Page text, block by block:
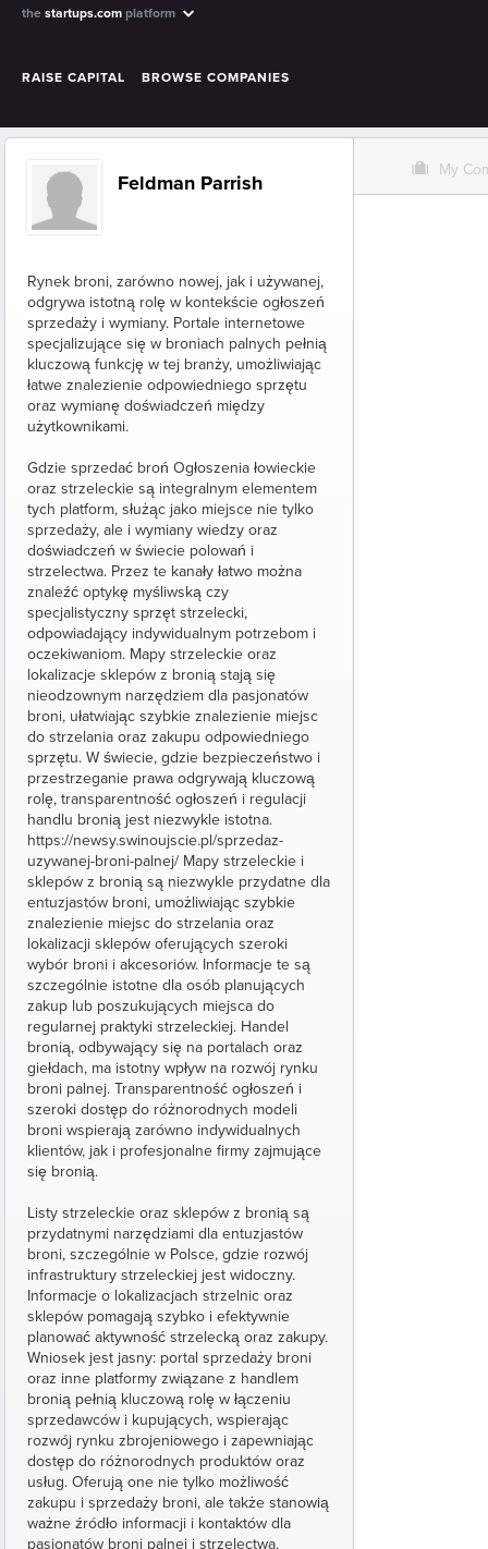
the startups.com platform
RAISE CAPITAL BROWSE COMPANIES
Feldman Parrish
Rynek broni, zarówno nowej, jak i używanej,
odgrywa istotną rolę w kontekście ogłoszeń
sprzedaży i wymiany. Portale internetowe
specjalizujące się w broniach palnych pełnią
kluczową funkcję w tej branży, umożliwiając
łatwe znalezienie odpowiedniego sprzętu
oraz wymianę doświadczeń między
użytkownikami.
Gdzie sprzedać broń Ogłoszenia łowieckie
oraz strzeleckie są integralnym elementem
tych platform, służąc jako miejsce nie tylko
sprzedaży, ale i wymiany wiedzy oraz
doświadczeń w świecie polowań i
strzelectwa. Przez te kanały łatwo można
znaleźć optykę myśliwską czy
specjalistyczny sprzęt strzelecki,
odpowiadający indywidualnym potrzebom i
oczekiwaniom. Mapy strzeleckie oraz
lokalizacje sklepów z bronią stają się
nieodzownym narzędziem dla pasjonatów
broni, ułatwiając szybkie znalezienie miejsc
do strzelania oraz zakupu odpowiedniego
sprzętu. W świecie, gdzie bezpieczeństwo i
przestrzeganie prawa odgrywają kluczową
rolę, transparentność ogłoszeń i regulacji
handlu bronią jest niezwykle istotna.
https://newsy.swinoujscie.pl/sprzedaz-
uzywanej-broni-palnej/ Mapy strzeleckie i
sklepów z bronią są niezwykle przydatne dla
entuzjastów broni, umożliwiając szybkie
znalezienie miejsc do strzelania oraz
lokalizacji sklepów oferujących szeroki
wybór broni i akcesoriów. Informacje te są
szczególnie istotne dla osób planujących
zakup lub poszukujących miejsca do
regularnej praktyki strzeleckiej. Handel
bronią, odbywający się na portalach oraz
giełdach, ma istotny wpływ na rozwój rynku
broni palnej. Transparentność ogłoszeń i
szeroki dostęp do różnorodnych modeli
broni wspierają zarówno indywidualnych
klientów, jak i profesjonalne firmy zajmujące
się bronią.
Listy strzeleckie oraz sklepów z bronią są
przydatnymi narzędziami dla entuzjastów
broni, szczególnie w Polsce, gdzie rozwój
infrastruktury strzeleckiej jest widoczny.
Informacje o lokalizacjach strzelnic oraz
sklepów pomagają szybko i efektywnie
planować aktywność strzelecką oraz zakupy.
Wniosek jest jasny: portal sprzedaży broni
oraz inne platformy związane z handlem
bronią pełnią kluczową rolę w łączeniu
sprzedawców i kupujących, wspierając
rozwój rynku zbrojeniowego i zapewniając
dostęp do różnorodnych produktów oraz
usług. Oferują one nie tylko możliwość
zakupu i sprzedaży broni, ale także stanowią
ważne źródło informacji i kontaktów dla
pasjonatów broni palnej i strzelectwa.
O My